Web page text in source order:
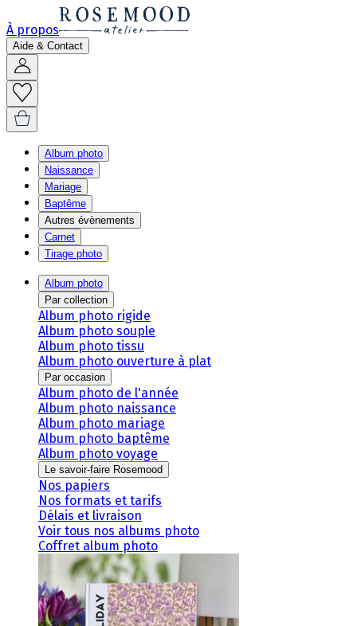
À propos
Aide & Contact
Album photo
Naissance
Mariage
Baptême
Autres évènements
Carnet
Tirage photo
Album photo
Par collection
Album photo rigide
Album photo souple
Album photo tissu
Album photo ouverture à plat
Par occasion
Album photo de l'année
Album photo naissance
Album photo mariage
Album photo baptême
Album photo voyage
Le savoir-faire Rosemood
Nos papiers
Nos formats et tarifs
Délais et livraison
Voir tous nos albums photo
Coffret album photo